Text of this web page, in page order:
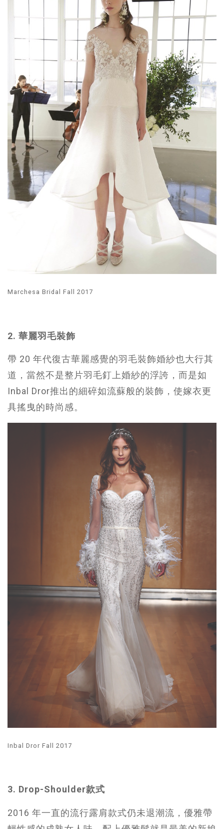
Marchesa Bridal Fall 2017
2. 華麗羽毛裝飾
帶 20 年代復古華麗感覺的羽毛裝飾婚紗也大行其
道，當然不是整片羽毛釘上婚紗的浮誇，而是如
Inbal Dror推出的細碎如流蘇般的裝飾，使嫁衣更
具搖曳的時尚感。
Inbal Dror Fall 2017
3. Drop-Shoulder款式
2016 年一直的流行露肩款式仍未退潮流，優雅帶